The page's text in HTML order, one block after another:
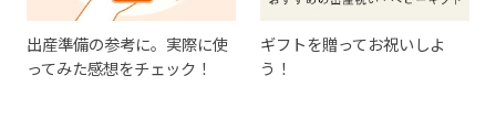
出産準備の参考に。実際に使
ってみた感想をチェック！
ギフトを贈ってお祝いしよ
う！